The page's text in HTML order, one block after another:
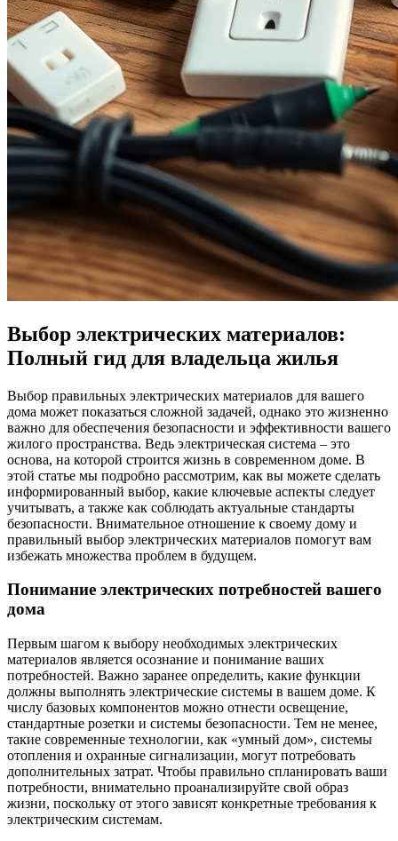
Выбор электрических материалов:
Полный гид для владельца жилья
Выбор правильных электрических материалов для вашего
дома может показаться сложной задачей, однако это жизненно
важно для обеспечения безопасности и эффективности вашего
жилого пространства. Ведь электрическая система – это
основа, на которой строится жизнь в современном доме. В
этой статье мы подробно рассмотрим, как вы можете сделать
информированный выбор, какие ключевые аспекты следует
учитывать, а также как соблюдать актуальные стандарты
безопасности. Внимательное отношение к своему дому и
правильный выбор электрических материалов помогут вам
избежать множества проблем в будущем.
Понимание электрических потребностей вашего
дома
Первым шагом к выбору необходимых электрических
материалов является осознание и понимание ваших
потребностей. Важно заранее определить, какие функции
должны выполнять электрические системы в вашем доме. К
числу базовых компонентов можно отнести освещение,
стандартные розетки и системы безопасности. Тем не менее,
такие современные технологии, как «умный дом», системы
отопления и охранные сигнализации, могут потребовать
дополнительных затрат. Чтобы правильно спланировать ваши
потребности, внимательно проанализируйте свой образ
жизни, поскольку от этого зависят конкретные требования к
электрическим системам.